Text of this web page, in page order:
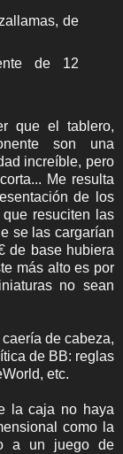
de
de 12
que el tablero,
son una
increíble, pero
Me resulta
de los
resuciten las
se las cargarían
de base hubiera
más alto es por
no sean
de cabeza,
de BB: reglas
etc.
la caja no haya
como la
a un juego de